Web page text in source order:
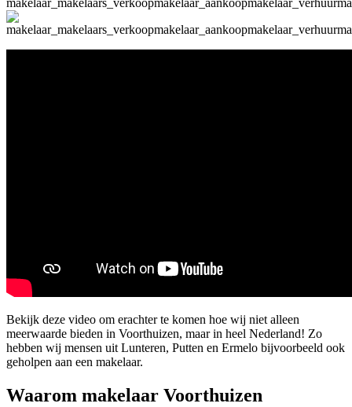
Bekijk deze video om erachter te komen hoe wij niet alleen
meerwaarde bieden in Voorthuizen, maar in heel Nederland! Zo
hebben wij mensen uit Lunteren, Putten en Ermelo bijvoorbeeld ook
geholpen aan een makelaar.
Waarom makelaar Voorthuizen